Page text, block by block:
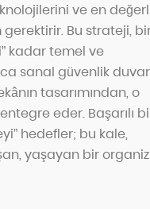
ve en
gerektirir. Bu strateji,
kadar temel ve
sanal güvenlik
tasarımından, o
eder. Başarılı
hedefler; bu kale,
yaşayan bir